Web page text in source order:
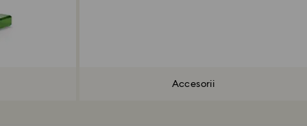
Accesorii